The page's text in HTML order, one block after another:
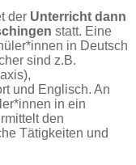
der Unterricht dann
statt. Eine
in Deutsch
sind z.B.
und Englisch. An
in ein
den
Tätigkeiten und